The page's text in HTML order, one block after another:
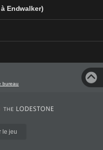
Endwalker)
bureau
le jeu